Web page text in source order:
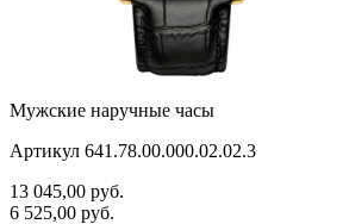
Мужские наручные часы
Артикул 641.78.00.000.02.02.3
13 045,00 руб.
6 525,00 руб.